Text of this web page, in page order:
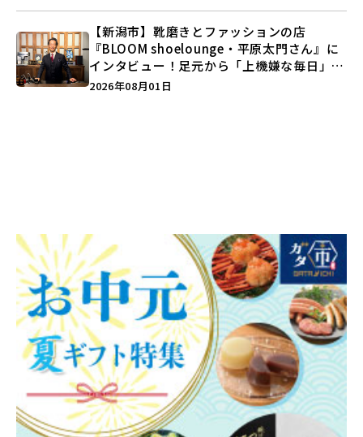
【新潟市】靴磨きとファッションの店
『BLOOM shoelounge・平原太門さん』に
インタビュー！足元から「上機嫌な毎日」を
つくる装いの提案とは？
2026年08月01日